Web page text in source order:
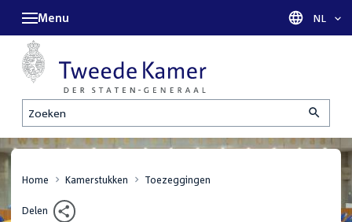
Zoeken
Menu Taal
NL
Home Kamerstukken Toezeggingen
Delen